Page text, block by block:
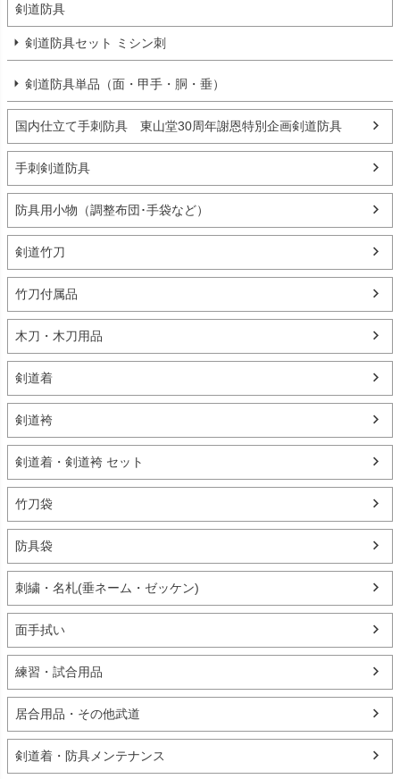
剣道防具
剣道防具セット ミシン刺
剣道防具単品（面・甲手・胴・垂）
国内仕立て手刺防具 東山堂30周年謝恩特別企画剣道防具
手刺剣道防具
防具用小物（調整布団･手袋など）
剣道竹刀
竹刀付属品
木刀・木刀用品
剣道着
剣道袴
剣道着・剣道袴 セット
竹刀袋
防具袋
刺繍・名札(垂ネーム・ゼッケン)
面手拭い
練習・試合用品
居合用品・その他武道
剣道着・防具メンテナンス